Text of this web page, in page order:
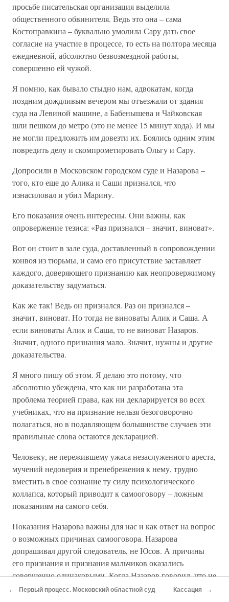
просьбе писательская организация выделила
общественного обвинителя. Ведь это она – сама
Костоправкина – буквально умолила Сару дать свое
согласие на участие в процессе, то есть на полтора месяца
ежедневной, абсолютно безвозмездной работы,
совершенно ей чужой.
Я помню, как бывало стыдно нам, адвокатам, когда
поздним дождливым вечером мы отъезжали от здания
суда на Левиной машине, а Бабенышева и Чайковская
шли пешком до метро (это не менее 15 минут хода). И мы
не могли предложить им довезти их. Боялись одним этим
повредить делу и скомпрометировать Ольгу и Сару.
Допросили в Московском городском суде и Назарова –
того, кто еще до Алика и Саши признался, что
изнасиловал и убил Марину.
Его показания очень интересны. Они важны, как
опровержение тезиса: «Раз признался – значит, виноват».
Вот он стоит в зале суда, доставленный в сопровождении
конвоя из тюрьмы, и само его присутствие заставляет
каждого, доверяющего признанию как неопровержимому
доказательству задуматься.
Как же так! Ведь он признался. Раз он признался –
значит, виноват. Но тогда не виноваты Алик и Саша. А
если виноваты Алик и Саша, то не виноват Назаров.
Значит, одного признания мало. Значит, нужны и другие
доказательства.
Я много пишу об этом. Я делаю это потому, что
абсолютно убеждена, что как ни разработана эта
проблема теорией права, как ни декларируется во всех
учебниках, что на признание нельзя безоговорочно
полагаться, но в подавляющем большинстве случаев эти
правильные слова остаются декларацией.
Человеку, не пережившему ужаса незаслуженного ареста,
мучений недоверия и пренебрежения к нему, трудно
вместить в свое сознание ту силу психологического
коллапса, который приводит к самооговору – ложным
показаниям на самого себя.
Показания Назарова важны для нас и как ответ на вопрос
о возможных причинах самооговора. Назарова
допрашивал другой следователь, не Юсов. А причины
его признания и признания мальчиков оказались
совершенно одинаковыми. Когда Назаров говорил, что не
виноват, ему не верили – ведь он уже ранее был судим за
← Первый процесс. Московский областной суд Кассация →